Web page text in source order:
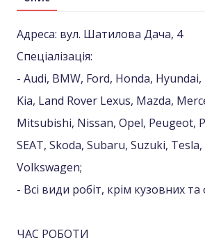
Адреса: вул. Шатилова Дача, 4
Спеціалізація:
- Audi, BMW, Ford, Honda,
Kia, Land Rover Lexus, Mazda,
Mitsubishi, Nissan, Opel, Peugeot,
SEAT, Skoda, Subaru, Suzuki,
Volkswagen;
- Всі види робіт, крім кузовних
ЧАС РОБОТИ